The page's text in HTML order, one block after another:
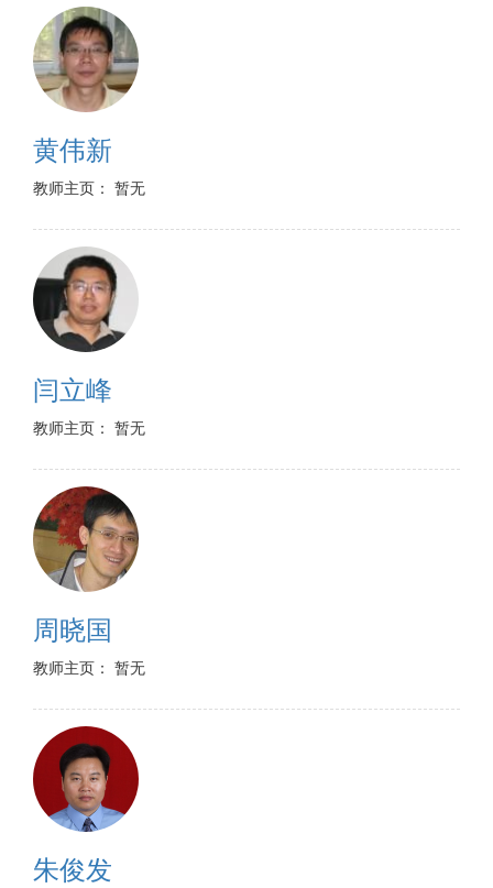
黄伟新
教师主页： 暂无
闫立峰
教师主页： 暂无
周晓国
教师主页： 暂无
朱俊发